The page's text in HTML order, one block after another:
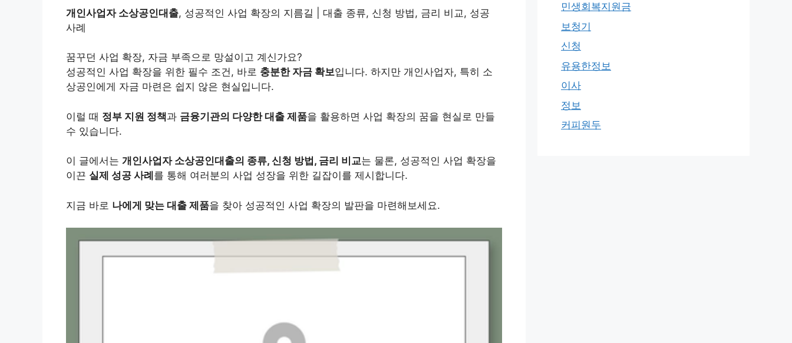
개인사업자 소상공인대출, 성공적인 사업 확장의 지름길 | 대출 종류, 신청 방법, 금리 비교, 성공
사례
꿈꾸던 사업 확장, 자금 부족으로 망설이고 계신가요?
성공적인 사업 확장을 위한 필수 조건, 바로 충분한 자금 확보입니다. 하지만 개인사업자, 특히 소
상공인에게 자금 마련은 쉽지 않은 현실입니다.
이럴 때 정부 지원 정책과 금융기관의 다양한 대출 제품을 활용하면 사업 확장의 꿈을 현실로 만들
수 있습니다.
이 글에서는 개인사업자 소상공인대출의 종류, 신청 방법, 금리 비교는 물론, 성공적인 사업 확장을
이끈 실제 성공 사례 를 통해 여러분의 사업 성장을 위한 길잡이를 제시합니다.
지금 바로 나에게 맞는 대출 제품을 찾아 성공적인 사업 확장의 발판을 마련해보세요.
민생회복지원금
보청기
신청
유용한정보
이사
정보
커피원두